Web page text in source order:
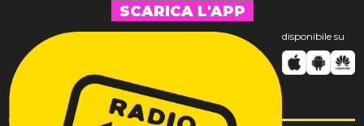
SCARICA L'APP
disponibile su